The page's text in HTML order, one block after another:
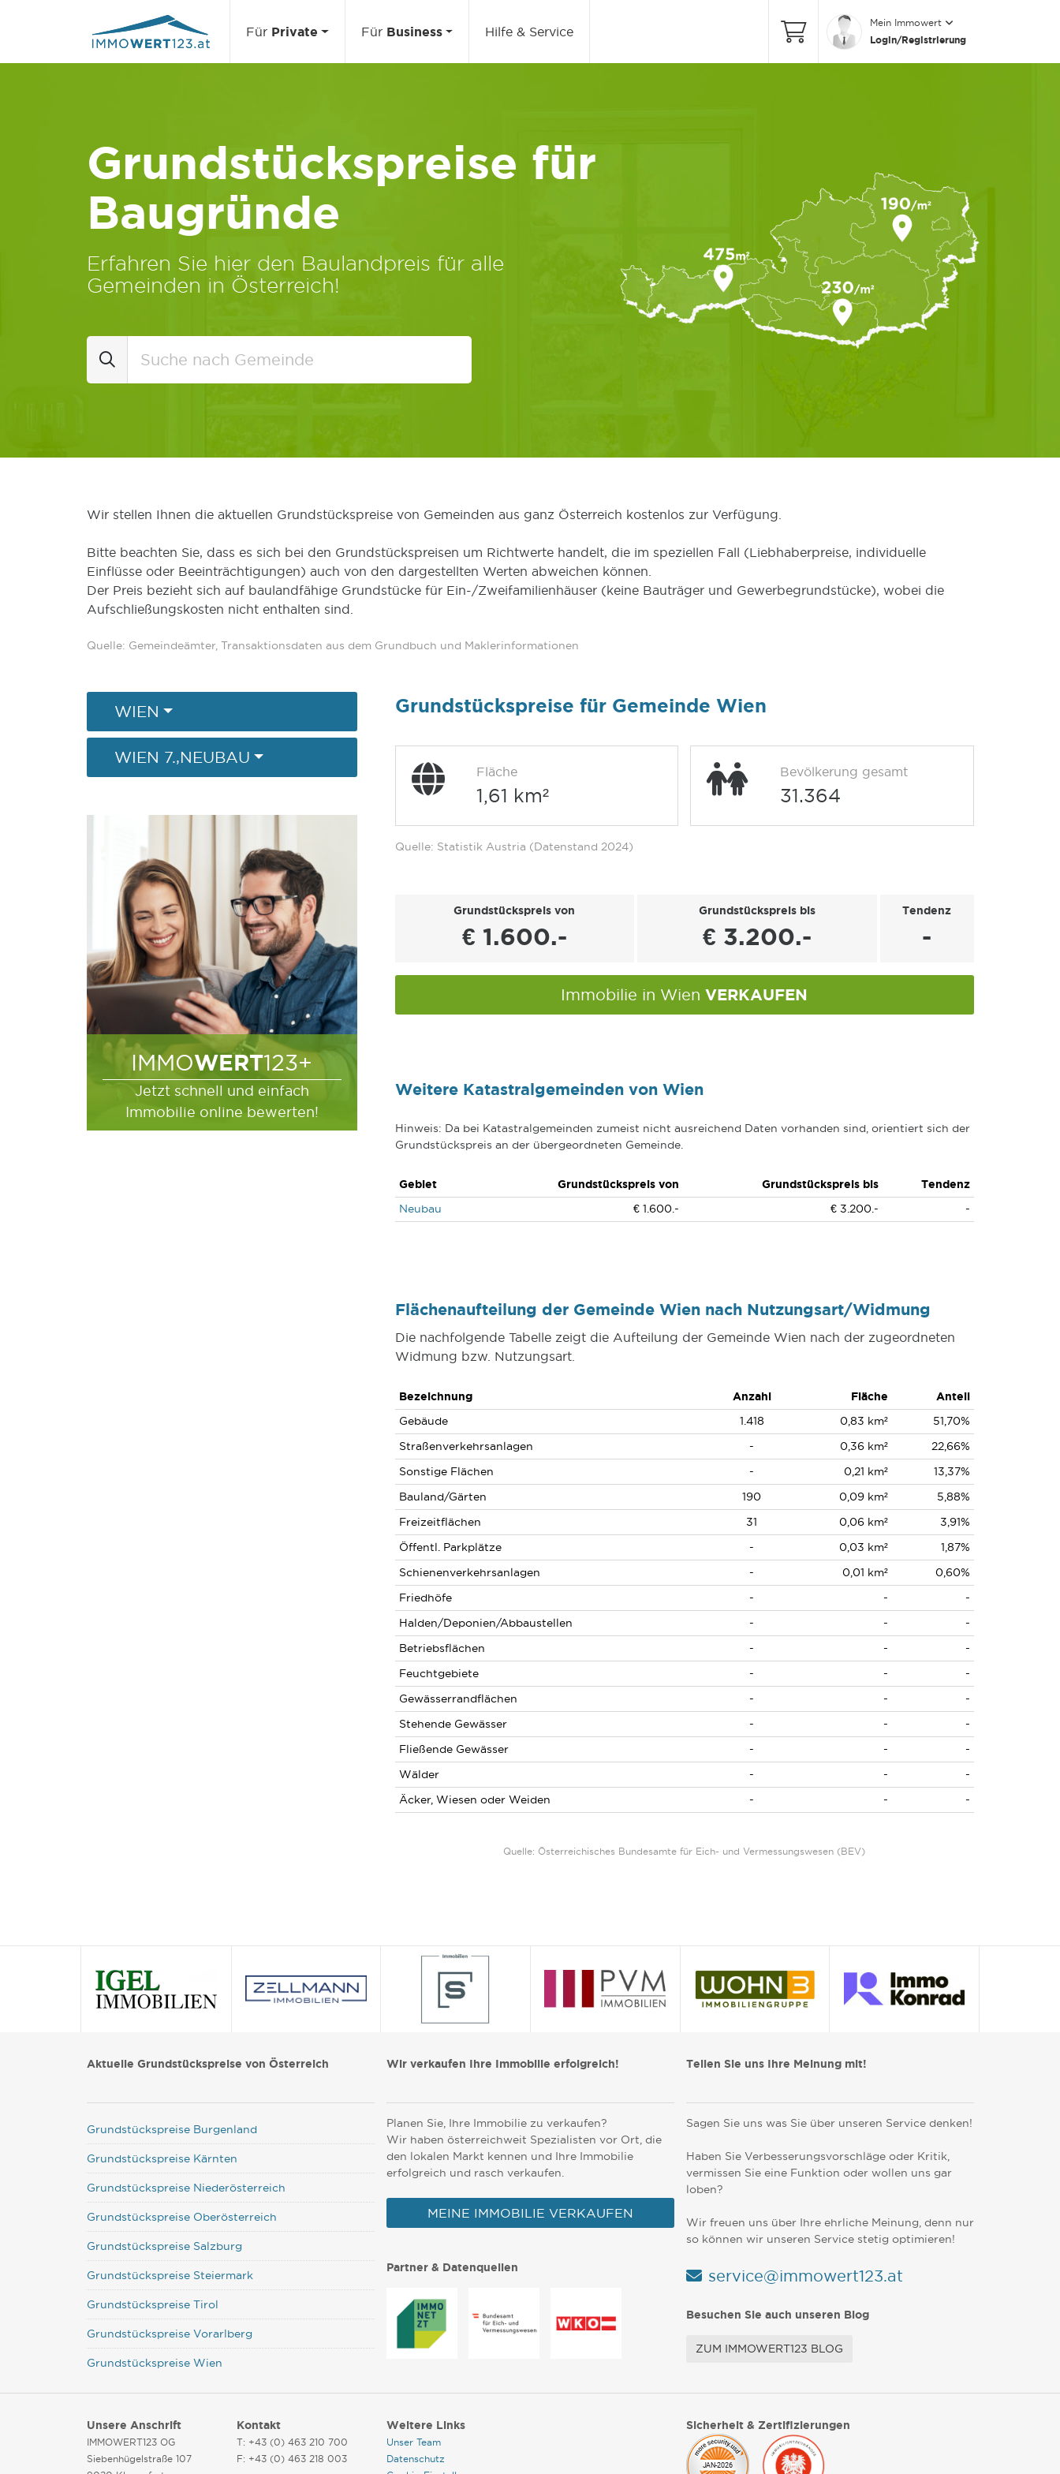
Für Private Für Business Hilfe & Service
Mein Immowert
Login/Registrierung
Grundstückspreise für
Baugründe
Erfahren Sie hier den Baulandpreis für alle
Gemeinden in Österreich!
Wir stellen Ihnen die aktuellen Grundstückspreise von Gemeinden aus ganz Österreich kostenlos zur Verfügung.
Bitte beachten Sie, dass es sich bei den Grundstückspreisen um Richtwerte handelt, die im speziellen Fall (Liebhaberpreise, individuelle
Einflüsse oder Beeinträchtigungen) auch von den dargestellten Werten abweichen können.
Der Preis bezieht sich auf baulandfähige Grundstücke für Ein-/Zweifamilienhäuser (keine Bauträger und Gewerbegrundstücke), wobei die
Aufschließungskosten nicht enthalten sind.
Quelle: Gemeindeämter, Transaktionsdaten aus dem Grundbuch und Maklerinformationen
WIEN
WIEN 7.,NEUBAU
IMMOWERT123+
Jetzt schnell und einfach
Immobilie online bewerten!
Grundstückspreise für Gemeinde Wien
Fläche
1,61 km²
Bevölkerung gesamt
31.364
Quelle: Statistik Austria (Datenstand 2024)
Grundstückspreis von
€ 1.600.-
Grundstückspreis bis
€ 3.200.-
Tendenz
-
Immobilie in Wien VERKAUFEN
Weitere Katastralgemeinden von Wien
Hinweis: Da bei Katastralgemeinden zumeist nicht ausreichend Daten vorhanden sind, orientiert sich der
Grundstückspreis an der übergeordneten Gemeinde.
Gebiet Grundstückspreis von Grundstückspreis bis
Tendenz
Neubau
€ 1.600.- € 3.200.- -
Flächenaufteilung der Gemeinde Wien nach Nutzungsart/Widmung
Die nachfolgende Tabelle zeigt die Aufteilung der Gemeinde Wien nach der zugeordneten
Widmung bzw. Nutzungsart.
Bezeichnung Anzahl Fläche
Anteil
Gebäude
1.418 0,83 km²
51,70%
Straßenverkehrsanlagen
- 0,36 km²
22,66%
Sonstige Flächen
- 0,21 km²
13,37%
Bauland/Gärten
190 0,09 km²
5,88%
Freizeitflächen
31 0,06 km²
3,91%
Öffentl. Parkplätze
- 0,03 km²
1,87%
Schienenverkehrsanlagen
- 0,01 km²
0,60%
Friedhöfe
- -
-
Halden/Deponien/Abbaustellen
- -
-
Betriebsflächen
- -
-
Feuchtgebiete
- -
-
Gewässerrandflächen
- -
-
Stehende Gewässer
- -
-
Fließende Gewässer
- -
-
Wälder
- -
-
Äcker, Wiesen oder Weiden
- - -
Quelle: Österreichisches Bundesamte für Eich- und Vermessungswesen (BEV)
Aktuelle Grundstückspreise von Österreich
Grundstückspreise Burgenland
Grundstückspreise Kärnten
Grundstückspreise Niederösterreich
Grundstückspreise Oberösterreich
Grundstückspreise Salzburg
Grundstückspreise Steiermark
Grundstückspreise Tirol
Grundstückspreise Vorarlberg
Grundstückspreise Wien
Wir verkaufen Ihre Immobilie erfolgreich!
Planen Sie, Ihre Immobilie zu verkaufen?
Wir haben österreichweit Spezialisten vor Ort, die
den lokalen Markt kennen und Ihre Immobilie
erfolgreich und rasch verkaufen.
MEINE IMMOBILIE VERKAUFEN
Partner & Datenquellen
Teilen Sie uns Ihre Meinung mit!
Sagen Sie uns was Sie über unseren Service denken!
Haben Sie Verbesserungsvorschläge oder Kritik,
vermissen Sie eine Funktion oder wollen uns gar
loben?
Wir freuen uns über Ihre ehrliche Meinung, denn nur
so können wir unseren Service stetig optimieren!
service@immowert123.at
Besuchen Sie auch unseren Blog
ZUM IMMOWERT123 BLOG
Unsere Anschrift
IMMOWERT123 OG
Siebenhügelstraße 107
Kontakt
T: +43 (0) 463 210 700
F: +43 (0) 463 218 003
Weitere Links
Unser Team
Datenschutz
Sicherheit & Zertifizierungen